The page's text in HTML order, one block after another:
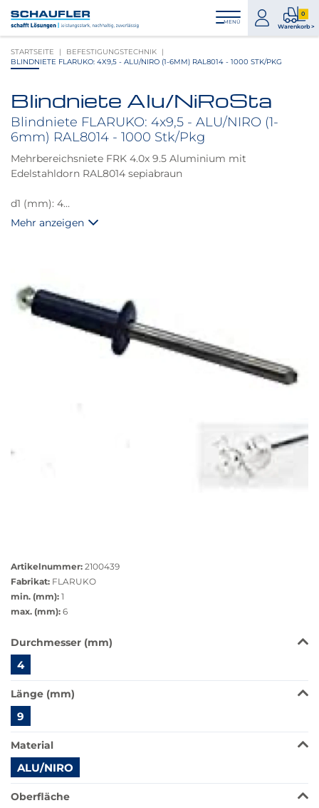
Inhalt
Hauptnavigation
Footernavigation
Logo
Schaufler
verlinkt
zur
MENÜ
zum
Konto
0
Warenkorb >
0
STARTSEITE
BEFESTIGUNGSTECHNIK
BLINDNIETE FLARUKO: 4X9,5 - ALU/NIRO (1-6MM) RAL8014 - 1000 STK/PKG
Produktbilder
Blindniete Alu/NiRoSta
Blindniete FLARUKO: 4x9,5 - ALU/NIRO (1-
6mm) RAL8014 - 1000 Stk/Pkg
Mehrbereichsniete FRK 4.0x 9.5 Aluminium mit
Edelstahldorn RAL8014 sepiabraun
d1 (mm): 4
L (mm): 9,5
Loch ø (mm): 4,1 - 4,3
Setzkopf ø max. (mm): 8
Farbe: sepiabraun
RAL Nummer: 8014
Mehr anzeigen
anzeigen
Artikelnummer: 2100439
Fabrikat: FLARUKO
min. (mm): 1
max. (mm): 6
Das
ist
in
dieser
Variante
nicht
verfügbar.
Bei
Klick
wechselt
der
Durchmesser (mm)
4
Länge (mm)
9
Material
ALU/NIRO
Oberfläche